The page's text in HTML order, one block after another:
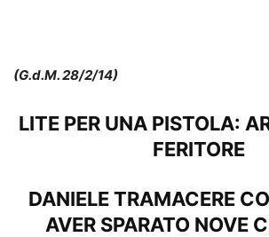
(G.d.M. 28/2/14)
LITE PER UNA PISTOLA:
FERITORE
DANIELE TRAMACERE
AVER SPARATO NOVE